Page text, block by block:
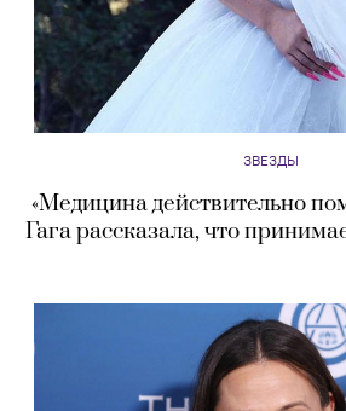
ЗВЕЗДЫ
«Медицина действительно
Гага рассказала, что